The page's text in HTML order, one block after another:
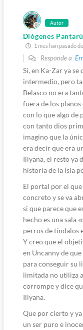
Autor
Diógenes
1 mes han pasado
Responde a
Sí, en Ka-Zar ya
intermedio, pero
Belasco no era
fuera de los planos
con lo que algo de
con tanto dios
imagino que la
era decir que era
Illyana, el resto ya
historia de la isla
El portal por el
concreto y se va
si que parece que
hecho es una sala
perros de tíndalos
Y creo que el
en Uncanny de
para conseguir su
limitada no utiliza
corrompe y dice
Illyana.
Que por cierto y
un ser puro e